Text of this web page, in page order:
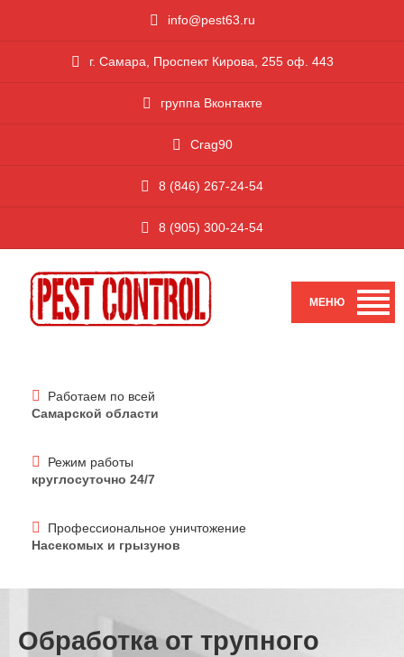
info@pest63.ru
г. Самара, Проспект Кирова, 255 оф. 443
группа Вконтакте
Crag90
8 (846) 267-24-54
8 (905) 300-24-54
Работаем по всей
Самарской области
Режим работы
круглосуточно 24/7
Профессиональное уничтожение
Насекомых и грызунов
Обработка от трупного